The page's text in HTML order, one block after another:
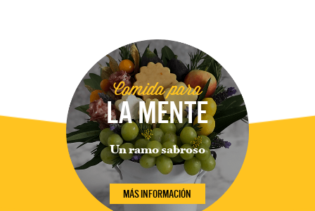
Comida para
LA MENTE
Un ramo sabroso
MÁS INFORMACIÓN